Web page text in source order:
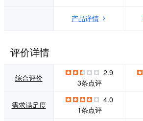
为你的门店带来里
统，它拥有高端前
沿的设计，它搭配
优秀的硬件iPad Pr
o，你的门店，周身
闪耀科技的光芒。
产品详情
评价详情
综合评价
2.9
3条点评
需求满足度
4.0
1条点评